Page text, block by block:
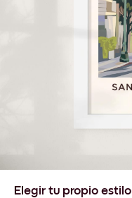
Elegir tu propio estilo